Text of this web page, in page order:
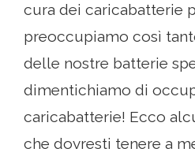
cura dei caricabatterie
preoccupiamo così
delle nostre batterie
dimentichiamo di
caricabatterie! Ecco
che dovresti tenere a